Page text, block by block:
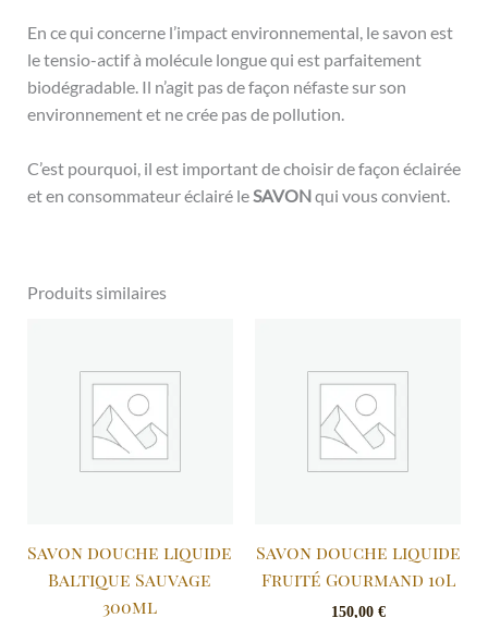
En ce qui concerne l’impact environnemental, le savon est
le tensio-actif à molécule longue qui est parfaitement
biodégradable. Il n’agit pas de façon néfaste sur son
environnement et ne crée pas de pollution.
C’est pourquoi, il est important de choisir de façon éclairée
et en consommateur éclairé leSAVONqui vous convient.
Produits similaires
Savon douche liquide
Baltique Sauvage
300ml
Savon douche liquide
Fruité Gourmand 10L
150,00 €